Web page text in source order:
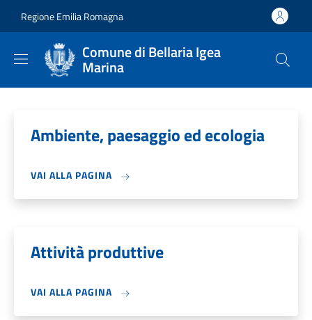
Regione Emilia Romagna
Comune di Bellaria Igea
Marina
Ambiente, paesaggio ed ecologia
VAI ALLA PAGINA
Attività produttive
VAI ALLA PAGINA